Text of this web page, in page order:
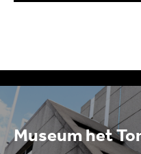
Museum het